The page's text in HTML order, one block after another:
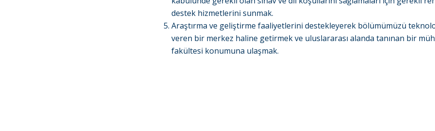
destek hizmetlerini sunmak.
Araştırma ve geliştirme faaliyetlerini destekleyerek bölümümüzü
veren bir merkez haline getirmek ve uluslararası alanda tanınan bir
fakültesi konumuna ulaşmak.